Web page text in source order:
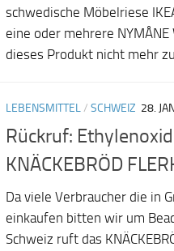
schwedische Möbelriese
eine oder mehrere
dieses Produkt nicht mehr
LEBENSMITTEL/ SCHWEIZ 28.
Rückruf:
KNÄCKEBRÖD
Da viele Verbraucher die in
einkaufen bitten wir um
Schweiz ruft das